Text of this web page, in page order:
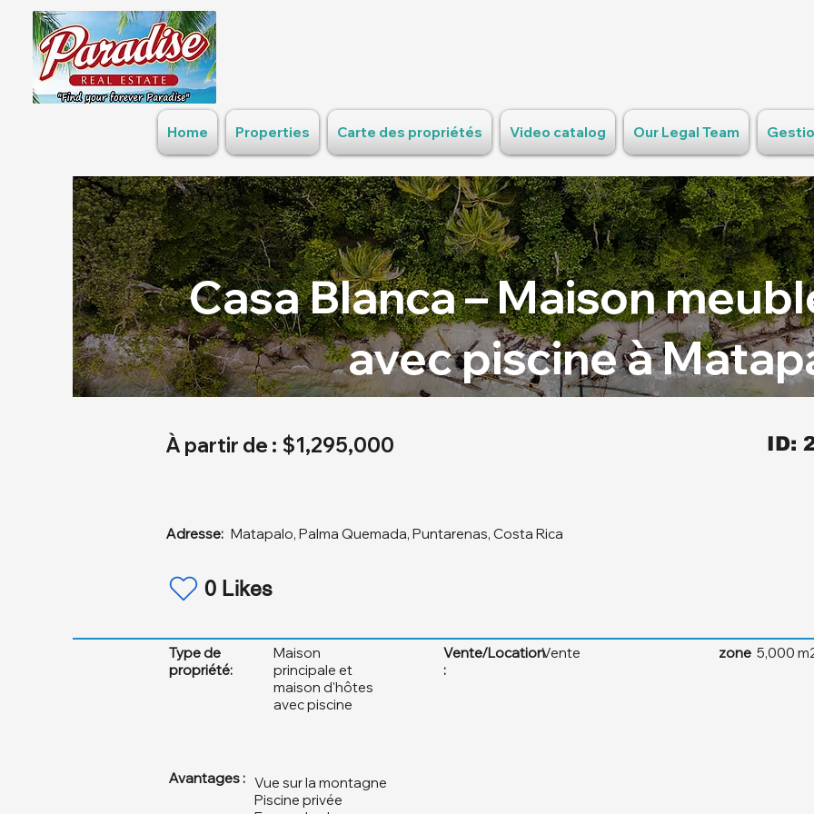
Home Properties Carte des propriétés Video catalog Our Legal Team
Casa Blanca – Maison
avec piscine à
À partir de : $1,295,000 ID:
Adresse: Matapalo, Palma Quemada, Puntarenas, Costa Rica
0 Likes
Type de
propriété:
Maison
principale et
maison d'hôtes
avec piscine
Vente/Location
:
Vente zone 5,000
Avantages : Vue sur la montagne
Piscine privée